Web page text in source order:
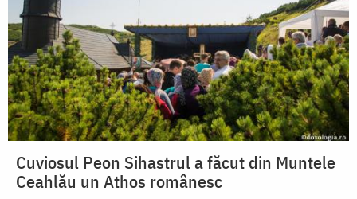
Cuviosul Peon Sihastrul a făcut din Muntele
Ceahlău un Athos românesc